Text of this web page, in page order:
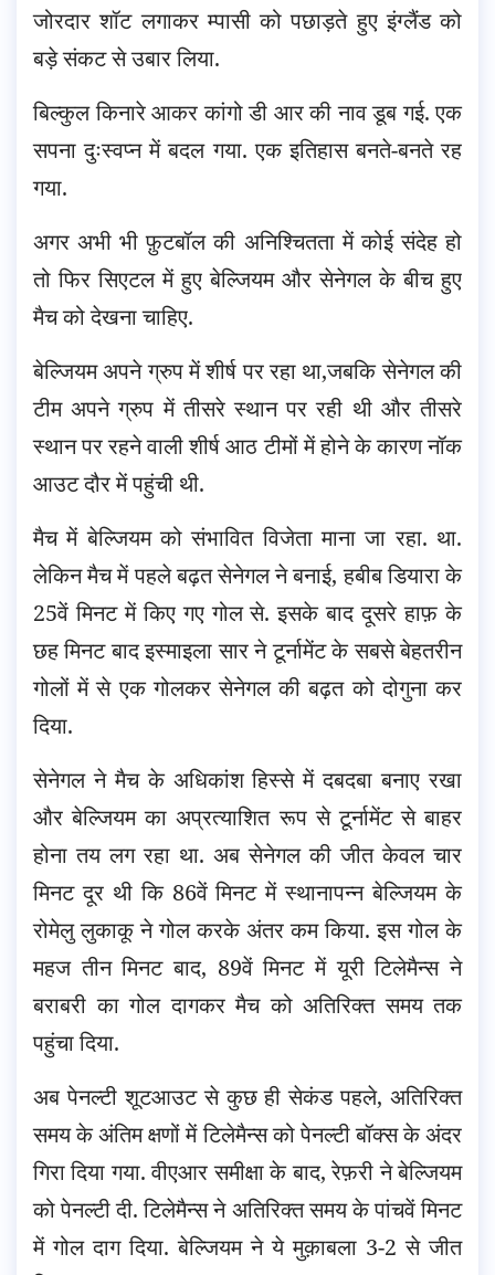
जोरदार शॉट लगाकर म्पासी को पछाड़ते हुए इंग्लैंड को
बड़े संकट से उबार लिया.
बिल्कुल किनारे आकर कांगो डी आर की नाव डूब गई. एक
सपना दुःस्वप्न में बदल गया. एक इतिहास बनते-बनते रह
गया.
अगर अभी भी फ़ुटबॉल की अनिश्चितता में कोई संदेह हो
तो फिर सिएटल में हुए बेल्जियम और सेनेगल के बीच हुए
मैच को देखना चाहिए.
बेल्जियम अपने ग्रुप में शीर्ष पर रहा था,जबकि सेनेगल की
टीम अपने ग्रुप में तीसरे स्थान पर रही थी और तीसरे
स्थान पर रहने वाली शीर्ष आठ टीमों में होने के कारण नॉक
आउट दौर में पहुंची थी.
मैच में बेल्जियम को संभावित विजेता माना जा रहा. था.
लेकिन मैच में पहले बढ़त सेनेगल ने बनाई, हबीब डियारा के
25वें मिनट में किए गए गोल से. इसके बाद दूसरे हाफ़ के
छह मिनट बाद इस्माइला सार ने टूर्नामेंट के सबसे बेहतरीन
गोलों में से एक गोलकर सेनेगल की बढ़त को दोगुना कर
दिया.
सेनेगल ने मैच के अधिकांश हिस्से में दबदबा बनाए रखा
और बेल्जियम का अप्रत्याशित रूप से टूर्नामेंट से बाहर
होना तय लग रहा था. अब सेनेगल की जीत केवल चार
मिनट दूर थी कि 86वें मिनट में स्थानापन्न बेल्जियम के
रोमेलु लुकाकू ने गोल करके अंतर कम किया. इस गोल के
महज तीन मिनट बाद, 89वें मिनट में यूरी टिलेमैन्स ने
बराबरी का गोल दागकर मैच को अतिरिक्त समय तक
पहुंचा दिया.
अब पेनल्टी शूटआउट से कुछ ही सेकंड पहले, अतिरिक्त
समय के अंतिम क्षणों में टिलेमैन्स को पेनल्टी बॉक्स के अंदर
गिरा दिया गया. वीएआर समीक्षा के बाद, रेफ़री ने बेल्जियम
को पेनल्टी दी. टिलेमैन्स ने अतिरिक्त समय के पांचवें मिनट
में गोल दाग दिया. बेल्जियम ने ये मुक़ाबला 3-2 से जीत